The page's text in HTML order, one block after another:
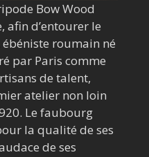
Bow Wood
afin d’entourer le
ébéniste roumain né
par Paris comme
de talent,
atelier non loin
Le faubourg
la qualité de ses
de ses